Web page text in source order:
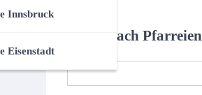
Innsbruck
Eisenstadt
Suche nach Pfarreien
Suchen